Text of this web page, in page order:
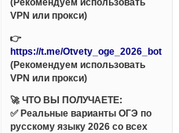
(Рекомендуем использовать
VPN или прокси)
👉
https://t.me/Otvety_oge_2026_bot
(Рекомендуем использовать
VPN или прокси)
🚀 ЧТО ВЫ ПОЛУЧАЕТЕ:
✅ Реальные варианты ОГЭ по
русскому языку 2026 со всех